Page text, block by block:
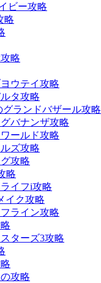
ビー攻略
略
略
ウテイ攻略
タ攻略
ランドバザール攻略
バナンザ攻略
ールド攻略
ズ攻略
攻略
略
イフi攻略
イク攻略
ライン攻略
ターズ3攻略
攻略